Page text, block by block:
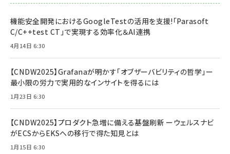
機能安全開発におけるGoogleTestの活用を支援!「Parasoft
C/C++test CT」で実現する効率化＆AI連携
4月14日 6:30
【CNDW2025】Grafanaが明かす「オブザーバビリティの哲学」ー
最小限の労力で実用的なインサイトを得るには
1月23日 6:30
【CNDW2025】プロダクト急増に備える基盤刷新 ーウェルスナビ
がECSからEKSへの移行で得た知見とは
1月15日 6:30